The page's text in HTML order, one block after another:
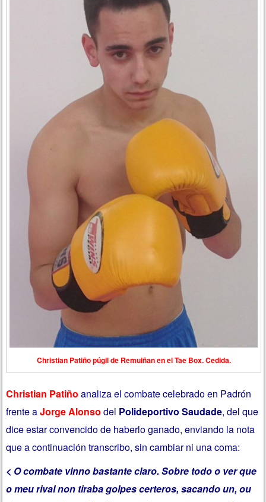
Christian Patiño púgil de Remuiñan en el Tae Box. Cedida.
Christian Patiño analiza el combate celebrado en Padrón
frente aJorge Alonso del Polideportivo Saudade, del que
dice estar convencido de haberlo ganado, enviando la nota
que a continuación transcribo, sin cambiar ni una coma:
< O combate vinno bastante claro. Sobre todo o ver que
o meu rival non tiraba golpes certeros, sacando un, ou